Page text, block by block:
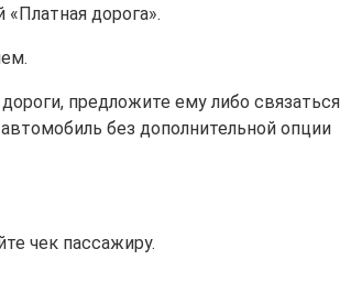
дорога».
.
предложите ему либо
без дополнительной опции
чек пассажиру.